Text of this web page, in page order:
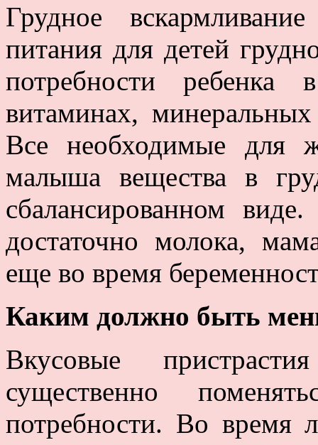
Грудное
питания для детей
потребности ребенка
витаминах,
Все необходимые для
малыша вещества в
сбалансированном
достаточно молока,
еще во время
Каким должно быть
Вкусовые
существенно
потребности. Во время